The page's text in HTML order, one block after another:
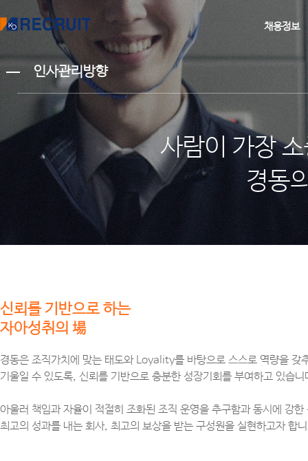
채용정보
인사관리방향
사람이 가장
경동
신뢰를 기반으로 하는
자아성취의 場
경동은 조직가치에 맞는 태도와 Loyality를 바탕으로 스스로 역량을 갖
기울일 수 있도록, 신뢰를 기반으로 충분한 성장기회를 부여하고 있습니
아울러 책임과 자율이 적절히 조화된 조직 운영을 추구함과 동시에 강
최고의 성과를 내는 회사, 최고의 보상을 받는 구성원을 실현하고자 합